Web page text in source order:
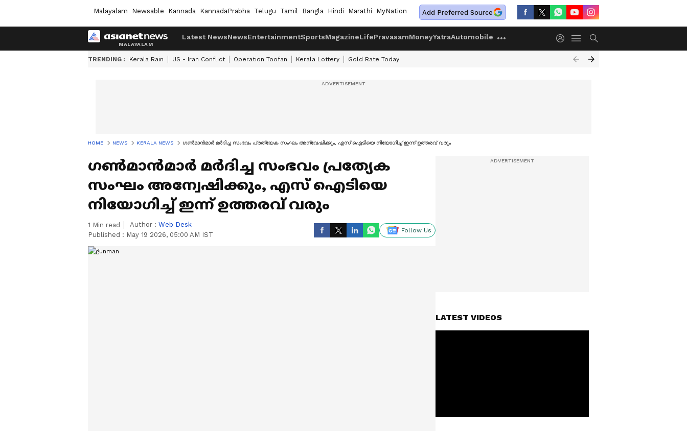
Malayalam Newsable Kannada KannadaPrabha Telugu Tamil Bangla Hindi Marathi MyNation Add Preferred Source
Latest NewsNewsEntertainmentSportsMagazineLifePravasamMoneyYatraAutomobile
TRENDING : Kerala Rain US - Iran Conflict Operation Toofan Kerala Lottery Gold Rate Today
HOME NEWS KERALA NEWS ഗൺമാൻമാർ മർദിച്ച സംഭവം പ്രത്യേക സംഘം അന്വേഷിക്കും, എസ് ഐടിയെ നിയോഗിച്ച് ഇന്ന് ഉത്തരവ് വരും
ഗൺമാൻമാർ മർദിച്ച സംഭവം പ്രത്യേക
സംഘം അന്വേഷിക്കും, എസ് ഐടിയെ
നിയോഗിച്ച് ഇന്ന് ഉത്തരവ് വരും
1 Min read Author : Web Desk
Published : May 19 2026, 05:00 AM IST
Follow Us
LATEST VIDEOS